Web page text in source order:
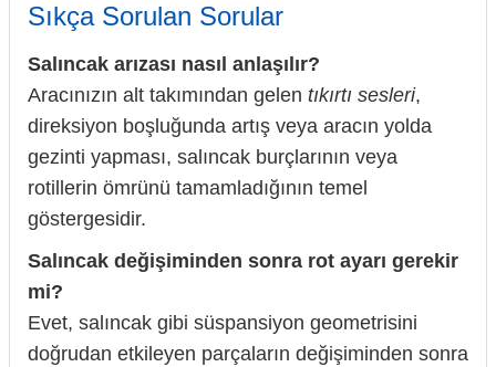
Sıkça Sorulan Sorular
Salıncak arızası nasıl anlaşılır?
Aracınızın alt takımından gelen tıkırtı sesleri,
direksiyon boşluğunda artış veya aracın yolda
gezinti yapması, salıncak burçlarının veya
rotillerin ömrünü tamamladığının temel
göstergesidir.
Salıncak değişiminden sonra rot ayarı gerekir
mi?
Evet, salıncak gibi süspansiyon geometrisini
doğrudan etkileyen parçaların değişiminden sonra